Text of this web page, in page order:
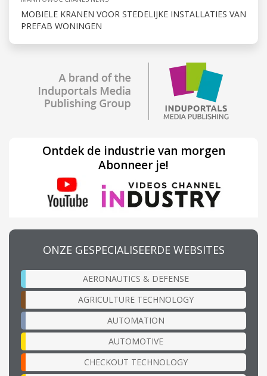
MOBIELE KRANEN VOOR STEDELIJKE INSTALLATIES VAN
PREFAB WONINGEN
Ontdek de industrie van morgen
Abonneer je!
ONZE GESPECIALISEERDE WEBSITES
AERONAUTICS & DEFENSE
AGRICULTURE TECHNOLOGY
AUTOMATION
AUTOMOTIVE
CHECKOUT TECHNOLOGY